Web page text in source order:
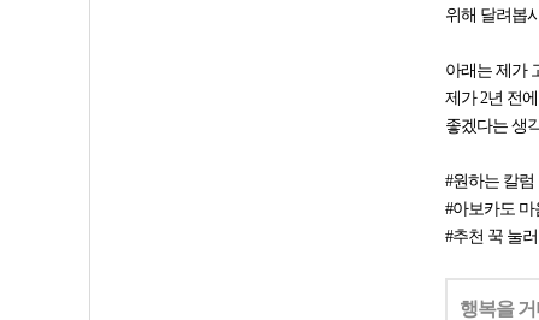
위해 달려봅
아래는 제가
제가 2년 전
좋겠다는 생
#원하는 칼
#아보카도
#추천 꾹 눌
행복을